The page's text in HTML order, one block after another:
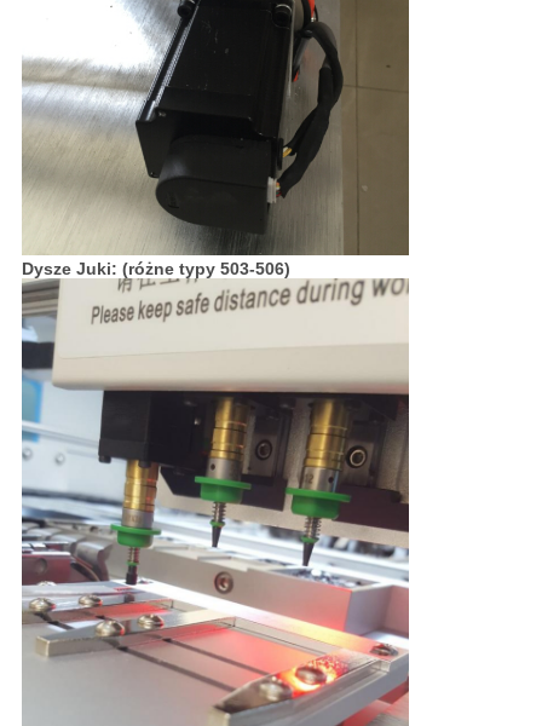
Dysze Juki: (różne typy 503-506)